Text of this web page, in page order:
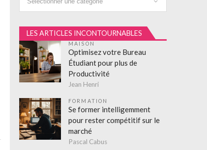
LES ARTICLES INCONTOURNABLES
MAISON
Optimisez votre Bureau
Étudiant pour plus de
Productivité
Jean Henri
FORMATION
Se former intelligemment
pour rester compétitif sur le
marché
Pascal Cabus